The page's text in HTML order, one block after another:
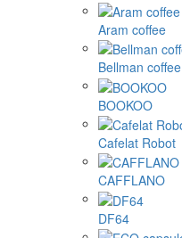
Aram coffee
Bellman coffee
BOOKOO
Cafelat Robot
CAFFLANO
DF64